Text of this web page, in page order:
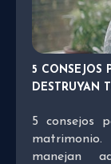
5 CONSEJOS
DESTRUYAN
5 consejos
manejan